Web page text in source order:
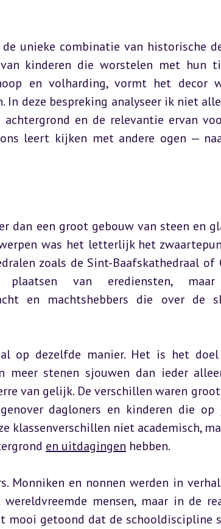
unieke combinatie van historische
kinderen die worstelen met hun
en volharding, vormt het decor
deze bespreking analyseer ik niet
en de relevantie ervan
leert kijken met andere ogen —
dan een groot gebouw van steen en
was het letterlijk het
zoals de Sint-Baafskathedraal of
plaatsen van erediensten,
en machtshebbers die over de
op dezelfde manier. Het is het
meer stenen sjouwen dan ieder
van gelijk. De verschillen waren
dagloners en kinderen die op
klassenverschillen niet academisch,
en uitdagingen hebben.
Monniken en nonnen werden in
mensen, maar in de
mooi getoond dat de schooldiscipline